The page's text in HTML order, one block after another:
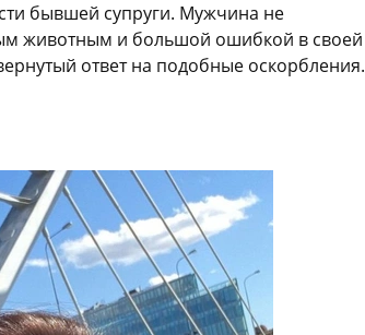
бывшей супруги. Мужчина не
животным и большой ошибкой в своей
ответ на подобные оскорбления.